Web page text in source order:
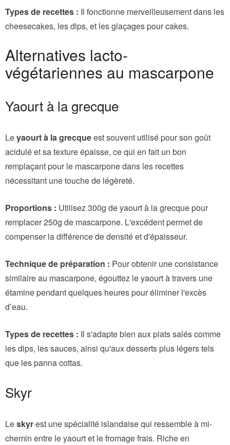
Types de recettes : Il fonctionne merveilleusement dans les
cheesecakes, les dips, et les glaçages pour cakes.
Alternatives lacto-
végétariennes au mascarpone
Yaourt à la grecque
Leyaourt à la grecqueest souvent utilisé pour son goût
acidulé et sa texture épaisse, ce qui en fait un bon
remplaçant pour le mascarpone dans les recettes
nécessitant une touche de légèreté.
Proportions : Utilisez 300g de yaourt à la grecque pour
remplacer 250g de mascarpone. L'excédent permet de
compenser la différence de densité et d'épaisseur.
Technique de préparation : Pour obtenir une consistance
similaire au mascarpone, égouttez le yaourt à travers une
étamine pendant quelques heures pour éliminer l'excès
d’eau.
Types de recettes : Il s'adapte bien aux plats salés comme
les dips, les sauces, ainsi qu'aux desserts plus légers tels
que les panna cottas.
Skyr
Leskyrest une spécialité islandaise qui ressemble à mi-
chemin entre le yaourt et le fromage frais. Riche en